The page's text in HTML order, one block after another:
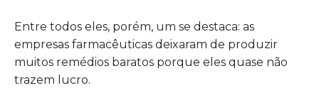
Entre todos eles, porém, um se destaca: as
empresas farmacêuticas deixaram de produzir
muitos remédios baratos porque eles quase não
trazem lucro.